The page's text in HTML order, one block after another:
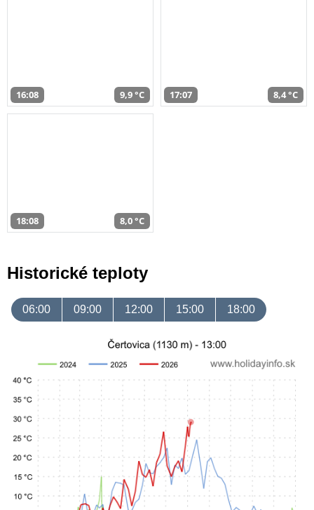
16:08 9,9 °C 17:07 8,4 °C
18:08 8,0 °C
Historické teploty
06:00 09:00 12:00 15:00 18:00